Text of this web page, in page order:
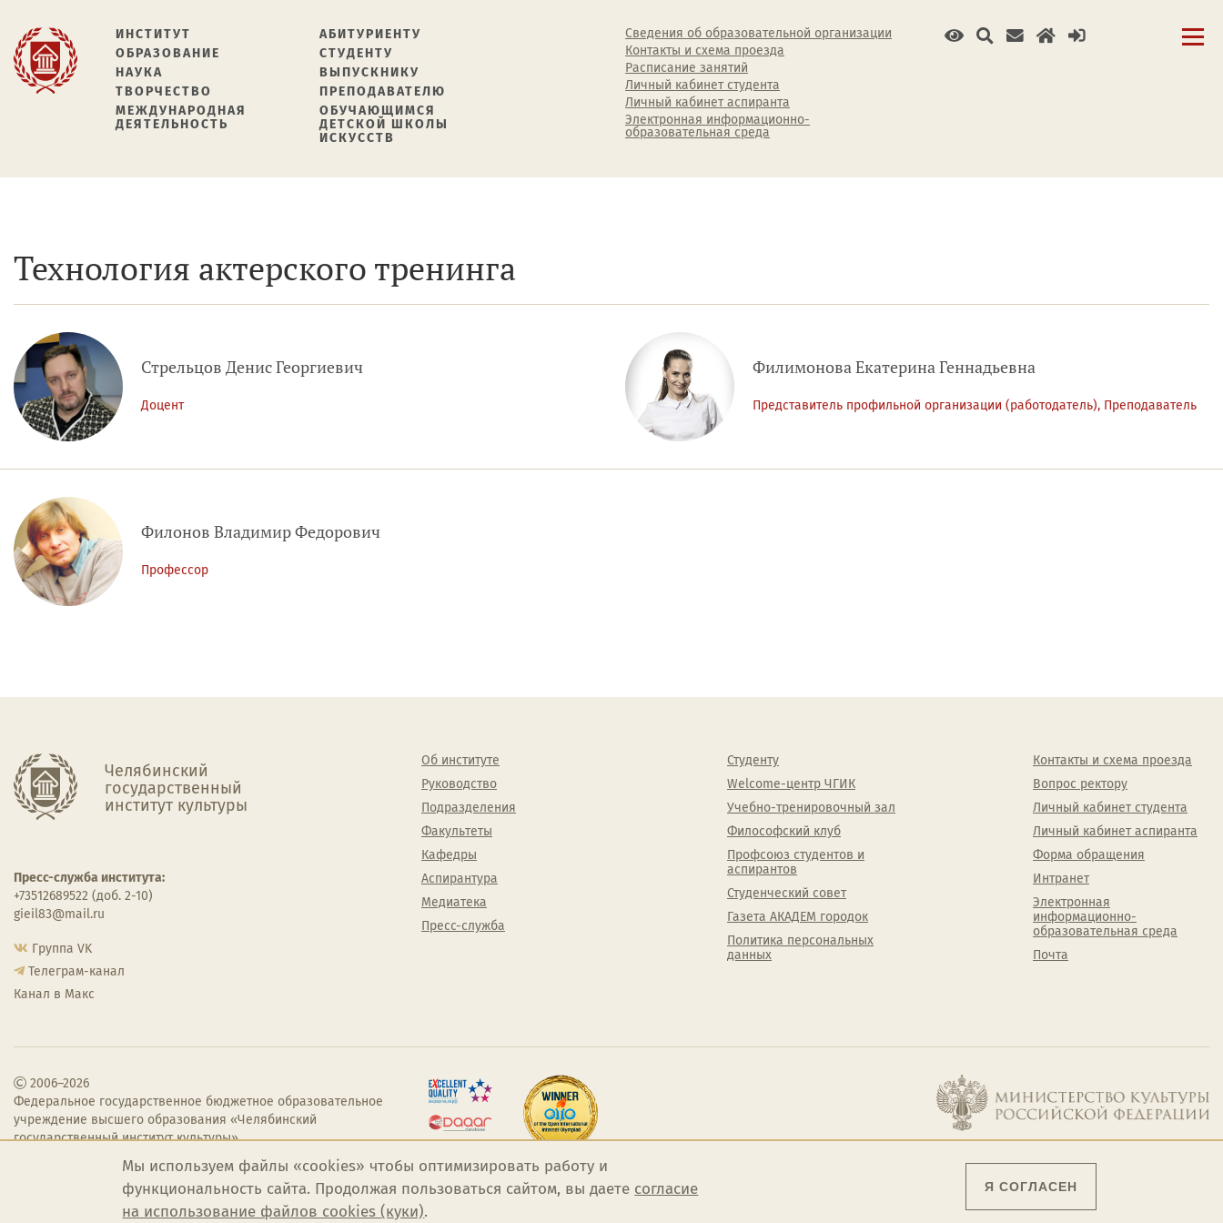
ИНСТИТУТ
ОБРАЗОВАНИЕ
НАУКА
ТВОРЧЕСТВО
МЕЖДУНАРОДНАЯ
ДЕЯТЕЛЬНОСТЬ
АБИТУРИЕНТУ
СТУДЕНТУ
ВЫПУСКНИКУ
ПРЕПОДАВАТЕЛЮ
ОБУЧАЮЩИМСЯ
ДЕТСКОЙ ШКОЛЫ
ИСКУССТВ
Сведения об образовательной организации
Контакты и схема проезда
Расписание занятий
Личный кабинет студента
Личный кабинет аспиранта
Электронная информационно-
образовательная среда
Технология актерского тренинга
Стрельцов Денис Георгиевич
Доцент
Филимонова Екатерина Геннадьевна
Представитель профильной организации (работодатель), Преподаватель
Филонов Владимир Федорович
Профессор
Челябинский
государственный
институт культуры
Пресс-служба института:
+73512689522 (доб. 2-10)
gieil83@mail.ru
Группа VK
Телеграм-канал
Канал в Макс
Об институте
Руководство
Подразделения
Факультеты
Кафедры
Аспирантура
Медиатека
Пресс-служба
Студенту
Welcome-центр ЧГИК
Учебно-тренировочный зал
Философский клуб
Профсоюз студентов и
аспирантов
Студенческий совет
Газета АКАДЕМ городок
Политика персональных
данных
Контакты и схема проезда
Вопрос ректору
Личный кабинет студента
Личный кабинет аспиранта
Форма обращения
Интранет
Электронная
информационно-
образовательная среда
Почта
2006–2026
Федеральное государственное бюджетное образовательное
учреждение высшего образования «Челябинский
государственный институт культуры»
Мы используем файлы «cookies» чтобы оптимизировать работу и
функциональность сайта. Продолжая пользоваться сайтом, вы даете согласие
на использование файлов cookies (куки).
Я СОГЛАСЕН